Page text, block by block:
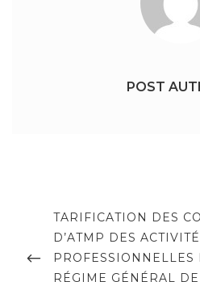
POST
l’article
PREVIOUS
POST
TARIFICATION DES
D’ATMP DES
PROFESSIONNELLES
RÉGIME GÉNÉRAL